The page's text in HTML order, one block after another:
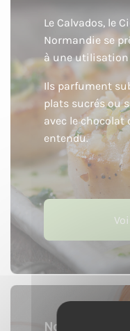
Le Calvados, le
Normandie se
à une utilisation
Ils parfument
plats sucrés ou
avec le chocolat
entendu.
Nos cocktails